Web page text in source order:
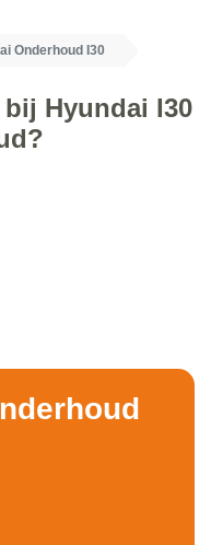
Onderhoud I30
Hyundai I30